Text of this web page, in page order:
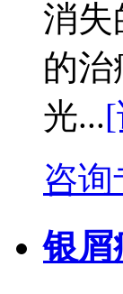
消失
的
光...
咨询
银屑